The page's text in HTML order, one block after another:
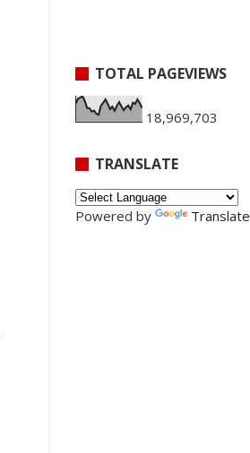
TOTAL PAGEVIEWS
18,969,703
TRANSLATE
Powered by Translate